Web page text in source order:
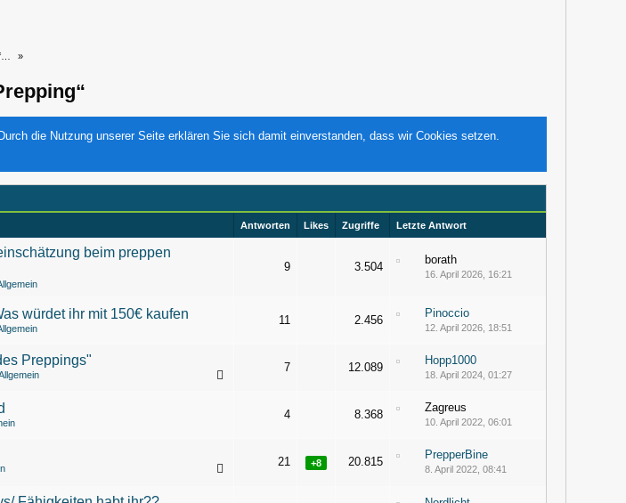
»
die Nutzung unserer Seite erklären Sie sich damit einverstanden, dass wir Cookies setzen.
Antworten Likes Zugriffe Letzte Antwort
beim preppen
9 3.504
borath
16. April 2026, 16:21
würdet ihr mit 150€ kaufen 11 2.456
Pinoccio
12. April 2026, 18:51
Preppings" 7 12.089
Hopp1000
18. April 2024, 01:27
4 8.368
Zagreus
10. April 2022, 06:01
21 +8 20.815
PrepperBine
8. April 2022, 08:41